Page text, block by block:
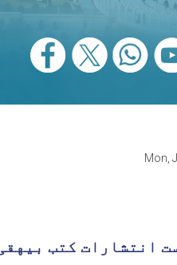
Mon,